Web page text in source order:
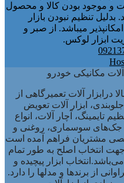
و موجود بودن کالا و محصول
تنظیم نبودن بازار
5 تا 7روز کاری امکانپذیر میباشد. از صبر و
ابزار لوکس.
مکانیکی خودرو
درابزار آلات تعمیرگاهی از
جلوبندی، ابزار آلات تعویض
تایمینگ، آچار آلات، انواع
سوسماری، روغنی و
مشتریان فراهم آمده است
انتخاب اصلح به طور تمام
ابزار پیچیده و
از برندها و مدلها را دارد.